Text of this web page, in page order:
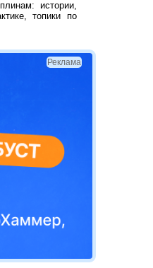
истории,
топики по
Реклама